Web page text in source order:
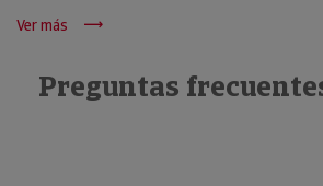
Ver más
Preguntas